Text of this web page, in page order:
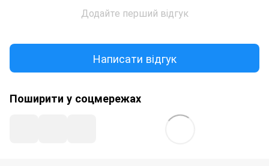
Додайте перший відгук
Написати відгук
Поширити у соцмережах